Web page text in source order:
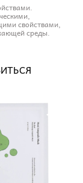
свойствами,
среды.